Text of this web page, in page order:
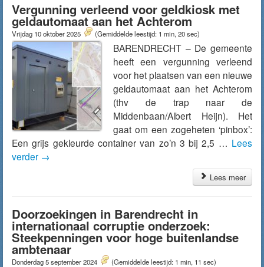
Vergunning verleend voor geldkiosk met
geldautomaat aan het Achterom
Vrijdag 10 oktober 2025 (Gemiddelde leestijd: 1 min, 20 sec)
BARENDRECHT – De gemeente
heeft een vergunning verleend
voor het plaatsen van een nieuwe
geldautomaat aan het Achterom
(thv de trap naar de
Middenbaan/Albert Heijn). Het
gaat om een zogeheten ‘pinbox’:
Een grijs gekleurde container van zo’n 3 bij 2,5 … Lees
verder →
Lees meer
Doorzoekingen in Barendrecht in
internationaal corruptie onderzoek:
Steekpenningen voor hoge buitenlandse
ambtenaar
Donderdag 5 september 2024 (Gemiddelde leestijd: 1 min, 11 sec)